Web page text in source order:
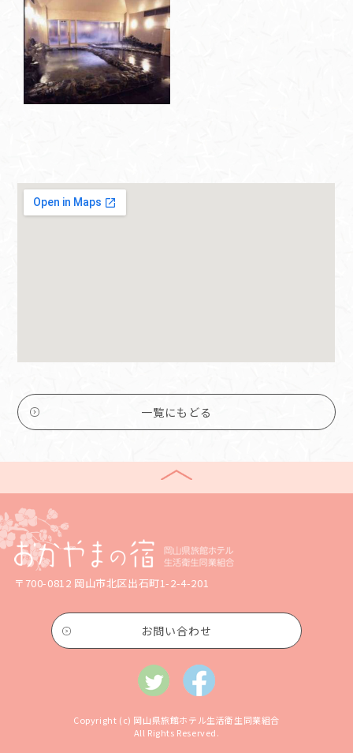
一覧にもどる
〒700-0812 岡山市北区出石町1-2-4-201
お問い合わせ
Copyright (c) 岡山県旅館ホテル生活衛生同業組合
All Rights Reserved.